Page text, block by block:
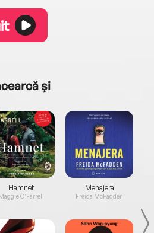
și
Hamnet
Maggie O'Farrell
Menajera
Freida McFadden